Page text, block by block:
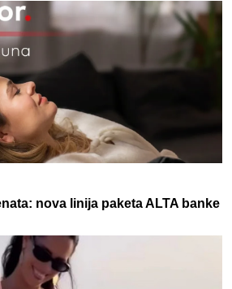
nova linija paketa ALTA banke